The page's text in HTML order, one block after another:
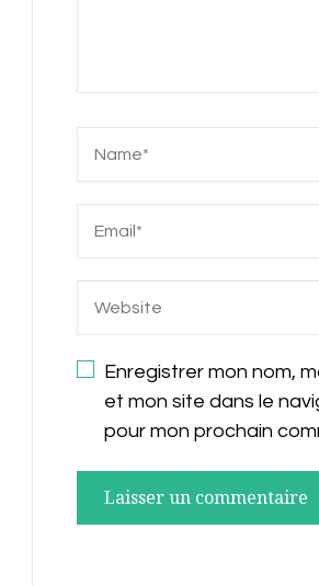
Enregistrer mon nom,
et mon site dans le
pour mon prochain